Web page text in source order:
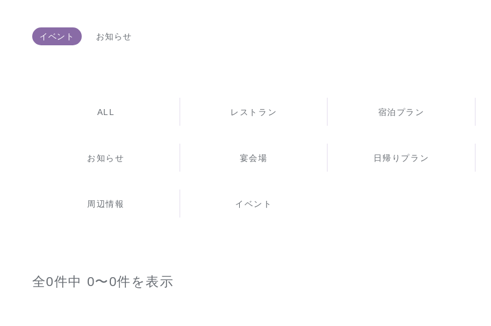
イベント お知らせ
ALL レストラン 宿泊プラン
お知らせ 宴会場 日帰りプラン
周辺情報 イベント
全0件中 0〜0件を表示